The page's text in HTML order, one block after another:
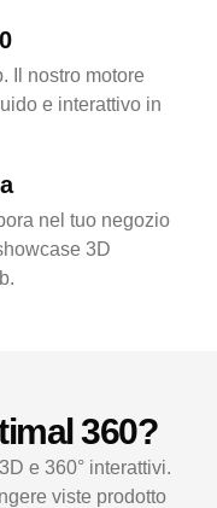
Il nostro motore
e interattivo in
nel tuo negozio
3D
360?
e 360° interattivi.
viste prodotto